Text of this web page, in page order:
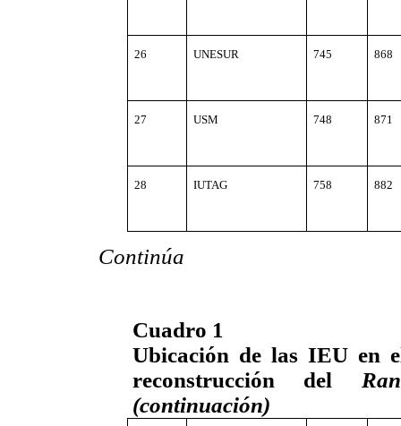
26 UNESUR 745 868
27 USM 748 871
28 IUTAG 758 882
Continúa
Cuadro 1
Ubicación de las IEU en
reconstrucción del
(continuación)